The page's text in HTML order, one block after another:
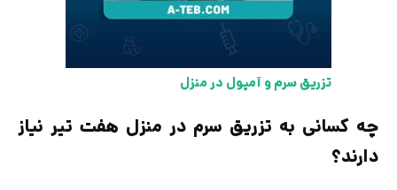
تزریق سرم و آمپول در منزل
چه کسانی به تزریق سرم در منزل هفت تیر نیاز
دارند؟